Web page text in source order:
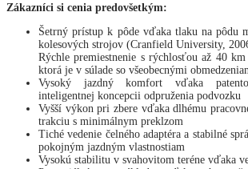
Zákazníci si cenia predovšetkým:
Šetrný prístup k pôde vďaka tlaku na pôdu
kolesových strojov (Cranfield University,
Rýchle premiestnenie s rýchlosťou až 40
ktorá je v súlade so všeobecnými
Vysoký jazdný komfort vďaka
inteligentnej koncepcii odpruženia podvozku
Vyšší výkon pri zbere vďaka dlhému
trakciu s minimálnym preklzom
Tiché vedenie čelného adaptéra a stabilné
pokojným jazdným vlastnostiam
Vysokú stabilitu v svahovitom teréne vďaka